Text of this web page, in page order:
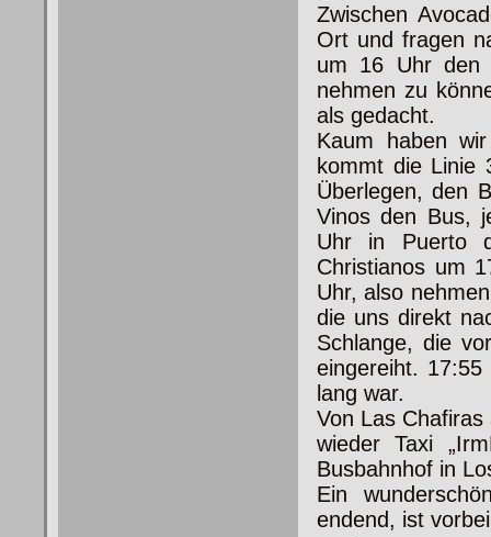
Zwischen
Ort und fragen
um 16 Uhr
nehmen zu
als gedacht.
Kaum haben
kommt die Linie
Überlegen, den
Vinos den Bus,
Uhr in Puerto
Christianos um
Uhr, also
die uns direkt
Schlange, die
eingereiht.
lang war.
Von Las
wieder Taxi
Busbahnhof in
Ein
endend, ist